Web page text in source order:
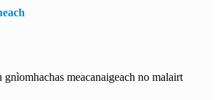
meacanaigeach no malairt